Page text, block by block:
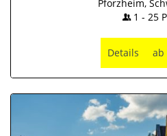
Pforzheim,
1 - 25
Details ab